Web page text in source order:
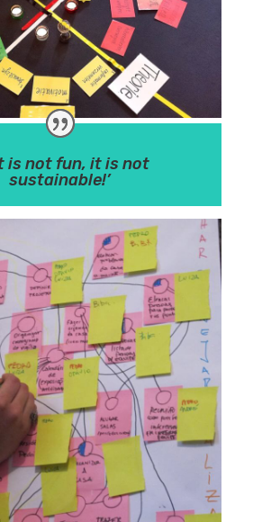
is not fun, it is not
sustainable!’